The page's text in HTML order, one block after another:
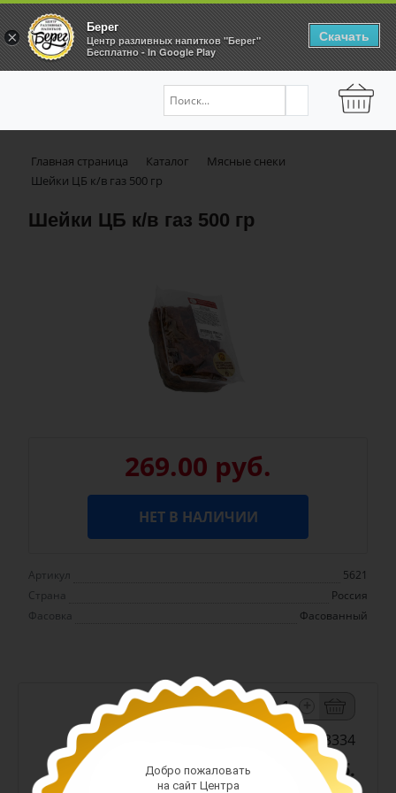
Главная страница Каталог
Мясные снеки
Шейки ЦБ к/в газ 500 гр
Шейки ЦБ к/в газ 500 гр
269.00 руб.
НЕТ В НАЛИЧИИ
Артикул
5621
Страна
Россия
Фасовка
Фасованный
-
Арт. 13334
218.00 руб.
Добро пожаловать
на сайт Центра
×
Берег
Центр разливных напитков "Берег"
Бесплатно - In Google Play
Скачать